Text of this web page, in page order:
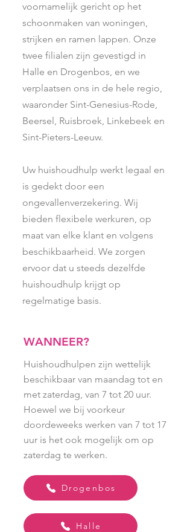
voornamelijk gericht op het
schoonmaken van woningen,
strijken en ramen lappen. Onze
twee filialen zijn gevestigd in
Halle en Drogenbos, en we
verplaatsen ons in de hele regio,
waaronder Sint-Genesius-Rode,
Beersel, Ruisbroek, Linkebeek en
Sint-Pieters-Leeuw.
Uw huishoudhulp werkt legaal en
is gedekt door een
ongevallenverzekering. Wij
bieden flexibele werkuren, op
maat van elke klant en volgens
beschikbaarheid. We zorgen
ervoor dat u steeds dezelfde
huishoudhulp krijgt op
regelmatige basis.
WANNEER?
Huishoudhulpen zijn wettelijk
beschikbaar van maandag tot en
met zaterdag, van 7 tot 20 uur.
Hoewel we bij voorkeur
doordeweeks werken van 7 tot 17
uur is het ook mogelijk om op
zaterdag te werken.
Drogenbos
Halle